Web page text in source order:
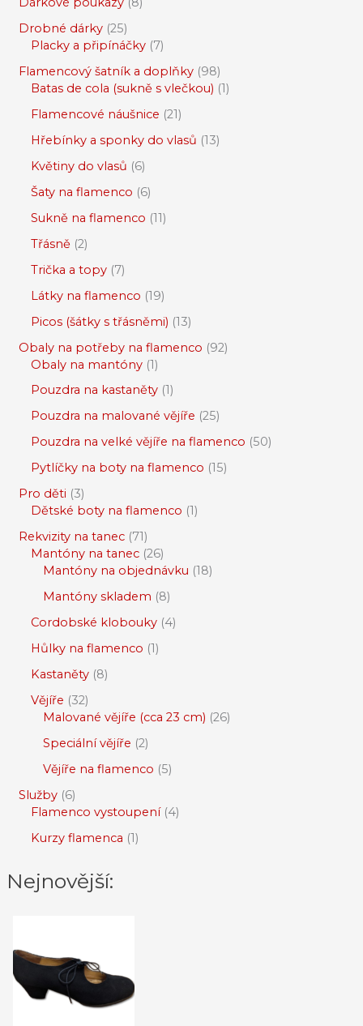
Drobné dárky 25
Placky a připínáčky 7
Flamencový šatník a doplňky 98
Batas de cola (sukně s vlečkou) 1
Flamencové náušnice 21
Hřebínky a sponky do vlasů 13
Květiny do vlasů 6
Šaty na flamenco 6
Sukně na flamenco 11
Třásně 2
Trička a topy 7
Látky na flamenco 19
Picos (šátky s třásněmi) 13
Obaly na potřeby na flamenco 92
Obaly na mantóny 1
Pouzdra na kastaněty 1
Pouzdra na malované vějíře 25
Pouzdra na velké vějíře na flamenco 50
Pytlíčky na boty na flamenco 15
Pro děti 3
Dětské boty na flamenco 1
Rekvizity na tanec 71
Mantóny na tanec 26
Mantóny na objednávku 18
Mantóny skladem 8
Cordobské klobouky 4
Hůlky na flamenco 1
Kastaněty 8
Vějíře 32
Malované vějíře (cca 23 cm) 26
Speciální vějíře 2
Vějíře na flamenco 5
Služby 6
Flamenco vystoupení 4
Kurzy flamenca 1
Nejnovější: